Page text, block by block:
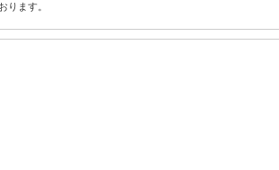
ります。